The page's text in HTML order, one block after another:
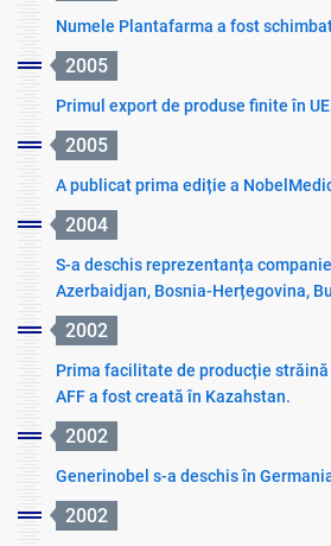
Numele Plantafarma a fost
2005
Primul export de produse finite în
2005
A publicat prima ediție a
2004
S-a deschis reprezentanța
Azerbaidjan, Bosnia-Herțegovina,
2002
Prima facilitate de producție străină
AFF a fost creată în Kazahstan.
2002
Generinobel s-a deschis în
2002